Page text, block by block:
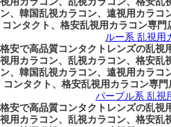
ン、韓国乱視カラコン、遠視用カラコ
コンタクト、格安乱視用カラコン専
ルー系 乱視用
格安で高品質コンタクトレンズの乱視
視用カラコン、乱視カラコン、格安乱
ン、韓国乱視カラコン、遠視用カラコ
コンタクト、格安乱視用カラコン専
パープル系 乱視
格安で高品質コンタクトレンズの乱視
視用カラコン、乱視カラコン、格安乱